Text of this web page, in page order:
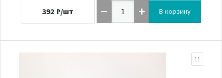
392 ₽/шт В корзину
11